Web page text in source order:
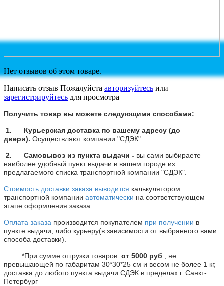
Нет отзывов об этом товаре.
Написать отзыв Пожалуйста авторизуйтесь или
зарегистрируйтесь для просмотра
Получить товар вы можете следующими способами:
1. Курьерская доставка по вашему адресу (до
двери). Осуществляют компании "СДЭК"
2. Самовывоз из пункта выдачи - вы сами выбираете
наиболее удобный пункт выдачи в вашем городе из
предлагаемого списка транспортной компании "СДЭК".
Стоимость доставки заказа выводится калькулятором
транспортной компании автоматически на соответствующем
этапе оформления заказа.
Оплата заказа производится покупателем при получении в
пункте выдачи, либо курьеру(в зависимости от выбранного вами
способа доставки).
*При сумме отгрузки товаров от 5000 руб ., не
превышающей по габаритам 30*30*25 см и весом не более 1 кг,
доставка до любого пункта выдачи СДЭК в пределах г. Санкт-
Петербург